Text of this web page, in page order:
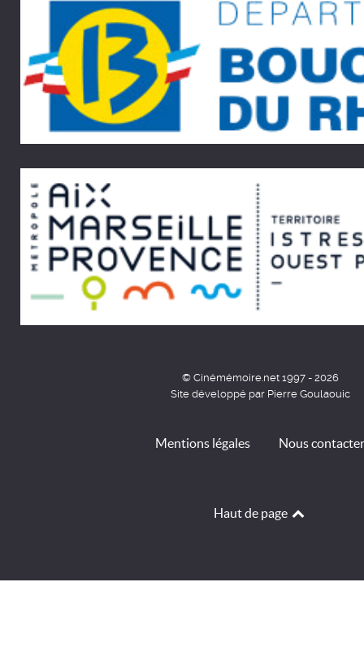
© Cinémémoire.net 1997 - 2026
Site développé par Pierre Goulaouic
Mentions légales Nous contacter
Haut de page